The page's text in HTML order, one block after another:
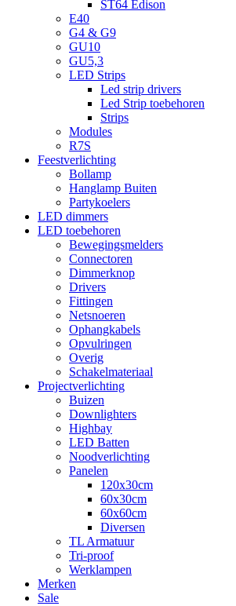
ST64 Edison
E40
G4 & G9
GU10
GU5,3
LED Strips
Led strip drivers
Led Strip toebehoren
Strips
Modules
R7S
Feestverlichting
Bollamp
Hanglamp Buiten
Partykoelers
LED dimmers
LED toebehoren
Bewegingsmelders
Connectoren
Dimmerknop
Drivers
Fittingen
Netsnoeren
Ophangkabels
Opvulringen
Overig
Schakelmateriaal
Projectverlichting
Buizen
Downlighters
Highbay
LED Batten
Noodverlichting
Panelen
120x30cm
60x30cm
60x60cm
Diversen
TL Armatuur
Tri-proof
Werklampen
Merken
Sale